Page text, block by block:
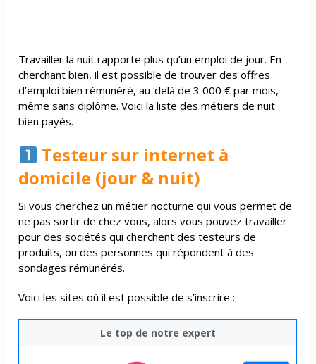
Travailler la nuit rapporte plus qu’un emploi de jour. En
cherchant bien, il est possible de trouver desoffres
d’emploibien rémunéré, au-delà de 3 000 € par mois,
même sans diplôme. Voici laliste des métiers de nuit
bien payés.
Testeur sur internet à
domicile (jour & nuit)
Si vous cherchez un métier nocturne qui vous permet de
ne pas sortir de chez vous, alors vous pouvez travailler
pour des sociétés qui cherchent des testeurs de
produits, ou des personnes qui répondent à des
sondages rémunérés.
Voici les sites où il est possible de s’inscrire :
Le top de notre expert